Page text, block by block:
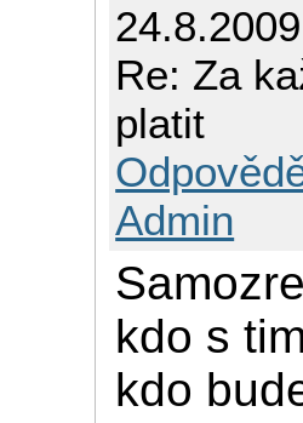
Re: Za
platit
Admin
kdo s
kdo